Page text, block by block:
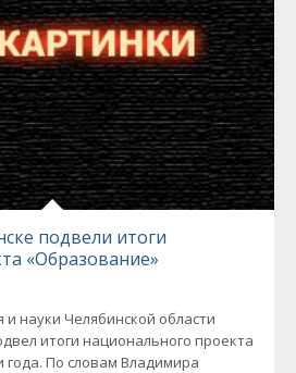
подвели итоги
«Образование»
науки Челябинской области
итоги национального проекта
года. По словам Владимира